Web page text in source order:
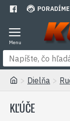
Dielňa
KĽÚČE